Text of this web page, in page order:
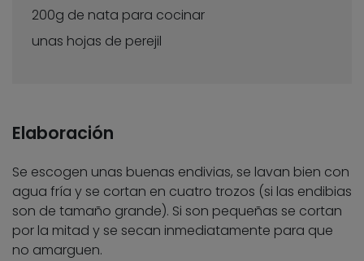
200g de nata para cocinar
unas hojas de perejil
Elaboración
Se escogen unas buenas endivias, se lavan bien con
agua fría y se cortan en cuatro trozos (si las endibias
son de tamaño grande). Si son pequeñas se cortan
por la mitad y se secan inmediatamente para que
no amarguen.